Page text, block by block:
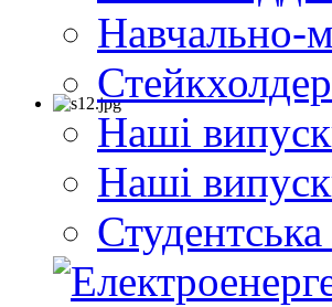
Навчально-
Наші
Наші